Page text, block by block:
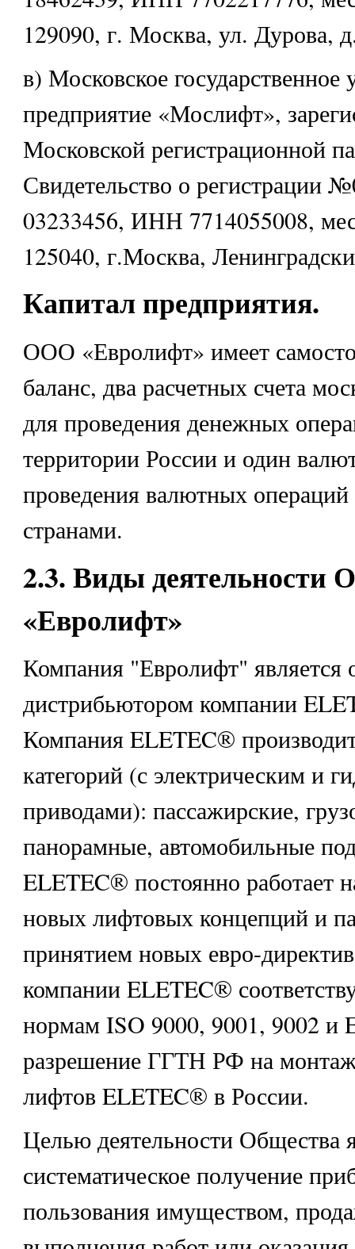
129090, г. Москва, ул. Дурова,
в) Московское государственное
предприятие «Мослифт»,
Московской регистрационной
Свидетельство о
03233456, ИНН 7714055008,
125040, г.Москва,
Капитал предприятия.
ООО «Евролифт» имеет
баланс, два расчетных счета
для проведения денежных
территории России и один
проведения валютных
странами.
2.3. Виды деятельности
«Евролифт»
Компания "Евролифт"
дистрибьютором компании
Компания ELETEC®
категорий (с электрическим и
приводами): пассажирские,
панорамные, автомобильные
ELETEC® постоянно работает
новых лифтовых концепций и
принятием новых евро-
компании ELETEC®
нормам ISO 9000, 9001, 9002 и
разрешение ГГТН РФ на
лифтов ELETEC® в России.
Целью деятельности Общества
систематическое получение
пользования имуществом,